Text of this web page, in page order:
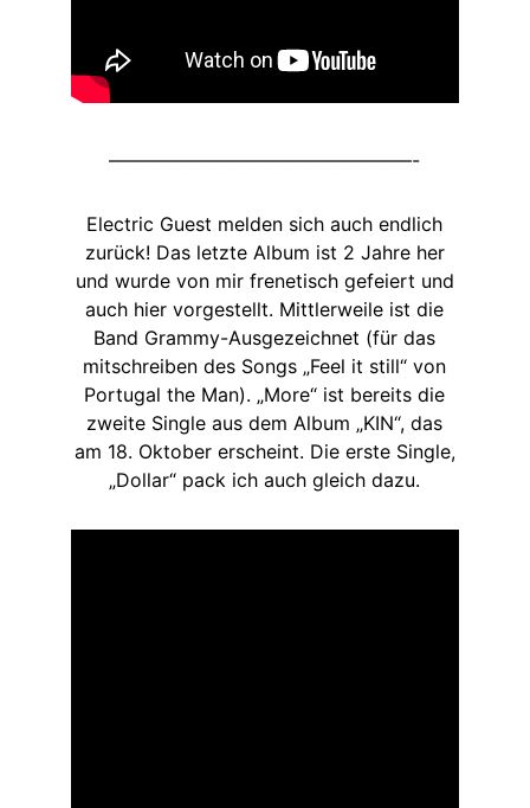
————————————————-
Electric Guest melden sich auch endlich
zurück! Das letzte Album ist 2 Jahre her
und wurde von mir frenetisch gefeiert und
auch hier vorgestellt. Mittlerweile ist die
Band Grammy-Ausgezeichnet (für das
mitschreiben des Songs „Feel it still“ von
Portugal the Man). „More“ ist bereits die
zweite Single aus dem Album „KIN“, das
am 18. Oktober erscheint. Die erste Single,
„Dollar“ pack ich auch gleich dazu.